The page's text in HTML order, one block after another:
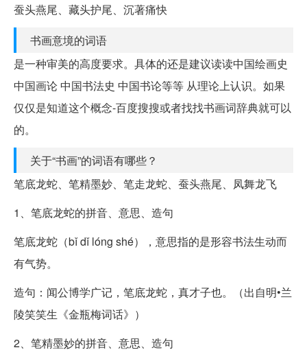
蚕头燕尾、藏头护尾、沉著痛快
书画意境的词语
是一种审美的高度要求。具体的还是建议读读中国绘画史
中国画论 中国书法史 中国书论等等 从理论上认识。如果
仅仅是知道这个概念-百度搜搜或者找找书画词辞典就可以
的。
关于“书画”的词语有哪些？
笔底龙蛇、笔精墨妙、笔走龙蛇、蚕头燕尾、凤舞龙飞
1、笔底龙蛇的拼音、意思、造句
笔底龙蛇（bǐ dǐ lóng shé），意思指的是形容书法生动而
有气势。
造句：闻公博学广记，笔底龙蛇，真才子也。（出自明•兰
陵笑笑生《金瓶梅词话》）
2、笔精墨妙的拼音、意思、造句